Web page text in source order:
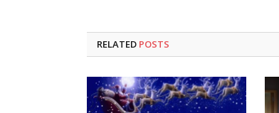
RELATED POSTS